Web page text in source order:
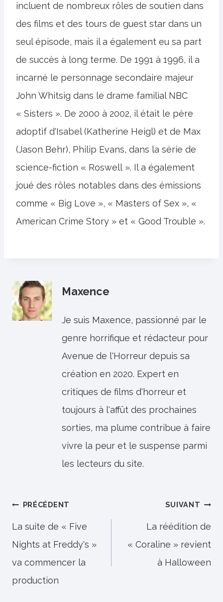
incluent de nombreux rôles de soutien dans
des films et des tours de guest star dans un
seul épisode, mais il a également eu sa part
de succès à long terme. De 1991 à 1996, il a
incarné le personnage secondaire majeur
John Whitsig dans le drame familial NBC
« Sisters ». De 2000 à 2002, il était le père
adoptif d'Isabel (Katherine Heigl) et de Max
(Jason Behr), Philip Evans, dans la série de
science-fiction « Roswell ». Il a également
joué des rôles notables dans des émissions
comme « Big Love », « Masters of Sex », «
American Crime Story » et « Good Trouble ».
Maxence
Je suis Maxence, passionné par le
genre horrifique et rédacteur pour
Avenue de l'Horreur depuis sa
création en 2020. Expert en
critiques de films d'horreur et
toujours à l'affût des prochaines
sorties, ma plume contribue à faire
vivre la peur et le suspense parmi
les lecteurs du site.
Navigation
de
l’article
PRÉCÉDENT
La suite de « Five
Nights at Freddy's »
va commencer la
production
SUIVANT
La réédition de
« Coraline » revient
à Halloween